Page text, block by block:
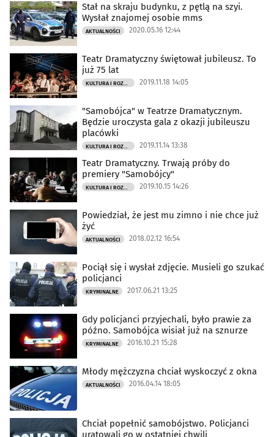
Stał na skraju budynku, z pętlą na szyi.
Wysłał znajomej osobie mms
AKTUALNOŚCI 2020.05.16 12:44
Teatr Dramatyczny świętował jubileusz. To
już 75 lat
2019.11.18 14:05
"Samobójca" w Teatrze Dramatycznym.
Będzie uroczysta gala z okazji jubileuszu
placówki
2019.11.14 13:38
Teatr Dramatyczny. Trwają próby do
premiery "Samobójcy"
2019.10.15 14:26
Powiedział, że jest mu zimno i nie chce już
żyć
AKTUALNOŚCI 2018.02.12 16:54
Pociął się i wysłał zdjęcie. Musieli go szukać
policjanci
KRYMINALNE 2017.06.21 13:25
Gdy policjanci przyjechali, było prawie za
późno. Samobójca wisiał już na sznurze
KRYMINALNE 2016.10.21 15:28
Młody mężczyzna chciał wyskoczyć z okna
AKTUALNOŚCI 2016.04.14 18:05
Chciał popełnić samobójstwo. Policjanci
uratowali go w ostatniej chwili